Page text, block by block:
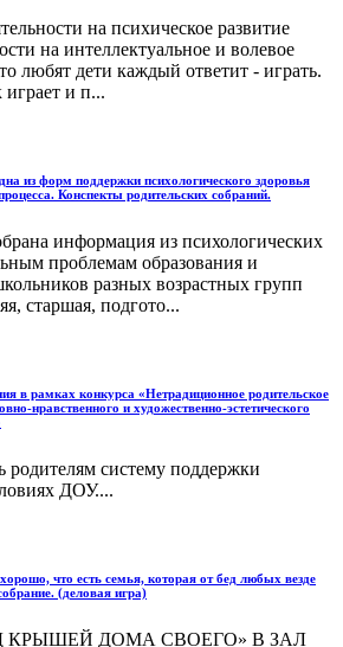
на психическое развитие
на интеллектуальное и волевое
любят дети каждый ответит - играть.
и п...
из форм поддержки психологического здоровья
Конспекты родительских собраний.
информация из психологических
проблемам образования и
разных возрастных групп
старшая, подгото...
в рамках конкурса «Нетрадиционное родительское
нравственного и художественно-эстетического
родителям систему поддержки
ДОУ....
что есть семья, которая от бед любых везде
(деловая игра)
КРЫШЕЙ ДОМА СВОЕГО» В ЗАЛ